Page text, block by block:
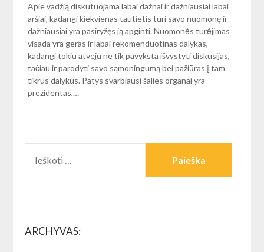
Apie vadžią diskutuojama labai dažnai ir dažniausiai labai
aršiai, kadangi kiekvienas tautietis turi savo nuomonę ir
dažniausiai yra pasiryžęs ją apginti. Nuomonės turėjimas
visada yra geras ir labai rekomenduotinas dalykas,
kadangi tokiu atveju ne tik pavyksta išvystyti diskusijas,
tačiau ir parodyti savo sąmoningumą bei pažiūras į tam
tikrus dalykus. Patys svarbiausi šalies organai yra
prezidentas,…
ARCHYVAS: